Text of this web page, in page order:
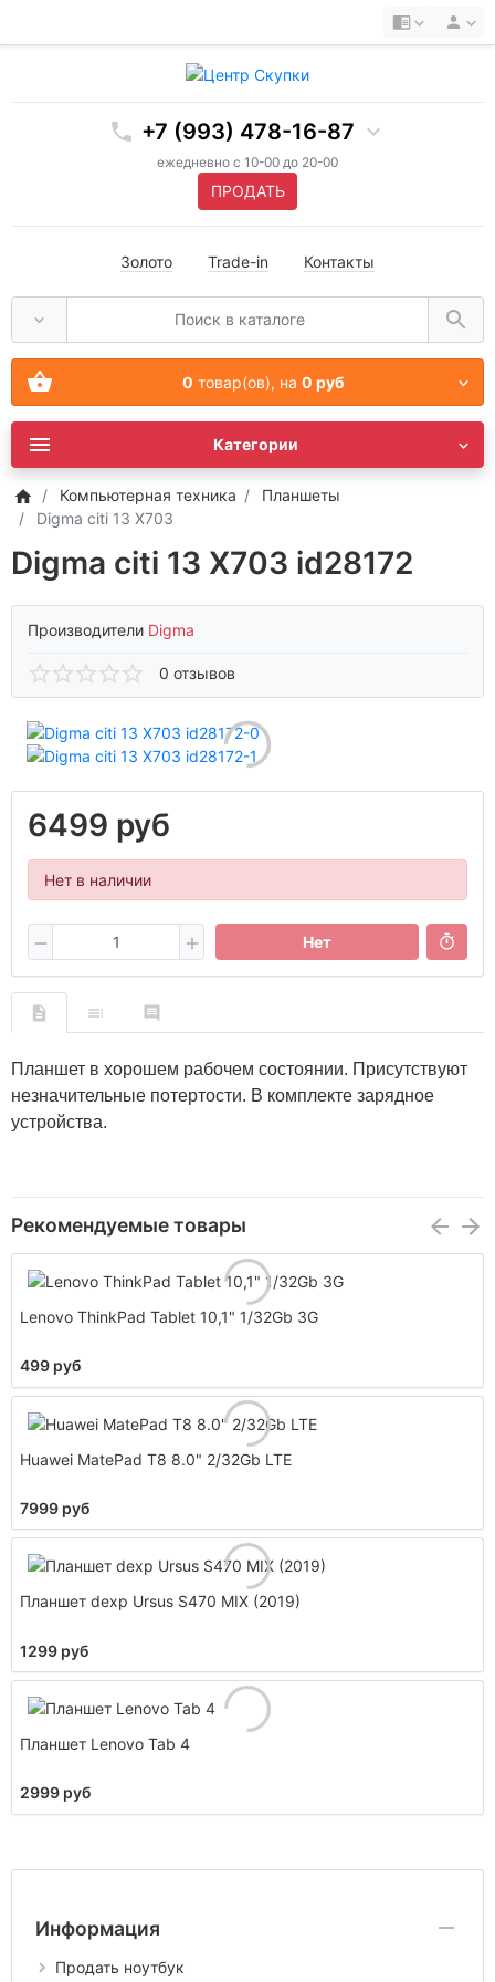
+7 (993) 478-16-87
ежедневно с 10-00 до 20-00
ПРОДАТЬ
Золото Trade-in Контакты
0 товар(ов), на 0 руб
Категории
Компьютерная техника
Планшеты
Digma citi 13 X703
Digma citi 13 X703 id28172
Производители Digma
0 отзывов
6499 руб
Нет в наличии
Нет
Планшет в хорошем рабочем состоянии. Присутствуют
незначительные потертости. В комплекте зарядное
устройства.
Рекомендуемые товары
Lenovo ThinkPad Tablet 10,1" 1/32Gb 3G
499 руб
Huawei MatePad T8 8.0" 2/32Gb LTE
7999 руб
Планшет dexp Ursus S470 MIX (2019)
1299 руб
Планшет Lenovo Tab 4
2999 руб
Информация
Продать ноутбук